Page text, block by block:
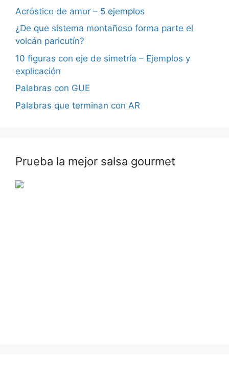
Acróstico de amor – 5 ejemplos
¿De que sistema montañoso forma parte el
volcán paricutín?
10 figuras con eje de simetría – Ejemplos y
explicación
Palabras con GUE
Palabras que terminan con AR
Prueba la mejor salsa gourmet